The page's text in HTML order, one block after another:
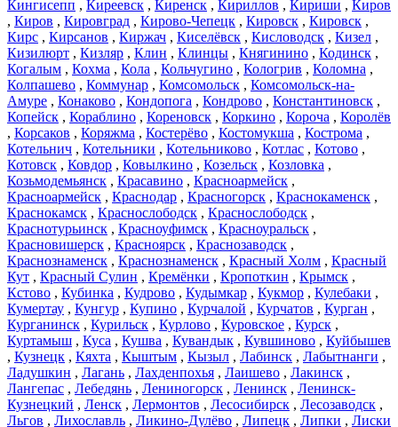
Кингисепп , Киреевск , Киренск , Кириллов , Кириши , Киров
, Киров , Кировград , Кирово-Чепецк , Кировск , Кировск ,
Кирс , Кирсанов , Киржач , Киселёвск , Кисловодск , Кизел ,
Кизилюрт , Кизляр , Клин , Клинцы , Княгинино , Кодинск ,
Когалым , Кохма , Кола , Кольчугино , Кологрив , Коломна ,
Колпашево , Коммунар , Комсомольск , Комсомольск-на-
Амуре , Конаково , Кондопога , Кондрово , Константиновск ,
Копейск , Кораблино , Кореновск , Коркино , Короча , Королёв
, Корсаков , Коряжма , Костерёво , Костомукша , Кострома ,
Котельнич , Котельники , Котельниково , Котлас , Котово ,
Котовск , Ковдор , Ковылкино , Козельск , Козловка ,
Козьмодемьянск , Красавино , Красноармейск ,
Красноармейск , Краснодар , Красногорск , Краснокаменск ,
Краснокамск , Краснослободск , Краснослободск ,
Краснотурьинск , Красноуфимск , Красноуральск ,
Красновишерск , Красноярск , Краснозаводск ,
Краснознаменск , Краснознаменск , Красный Холм , Красный
Кут , Красный Сулин , Кремёнки , Кропоткин , Крымск ,
Кстово , Кубинка , Кудрово , Кудымкар , Кукмор , Кулебаки ,
Кумертау , Кунгур , Купино , Курчалой , Курчатов , Курган ,
Курганинск , Курильск , Курлово , Куровское , Курск ,
Куртамыш , Куса , Кушва , Кувандык , Кувшиново , Куйбышев
, Кузнецк , Кяхта , Кыштым , Кызыл , Лабинск , Лабытнанги ,
Ладушкин , Лагань , Лахденпохья , Лаишево , Лакинск ,
Лангепас , Лебедянь , Лениногорск , Ленинск , Ленинск-
Кузнецкий , Ленск , Лермонтов , Лесосибирск , Лесозаводск ,
Льгов , Лихославль , Ликино-Дулёво , Липецк , Липки , Лиски